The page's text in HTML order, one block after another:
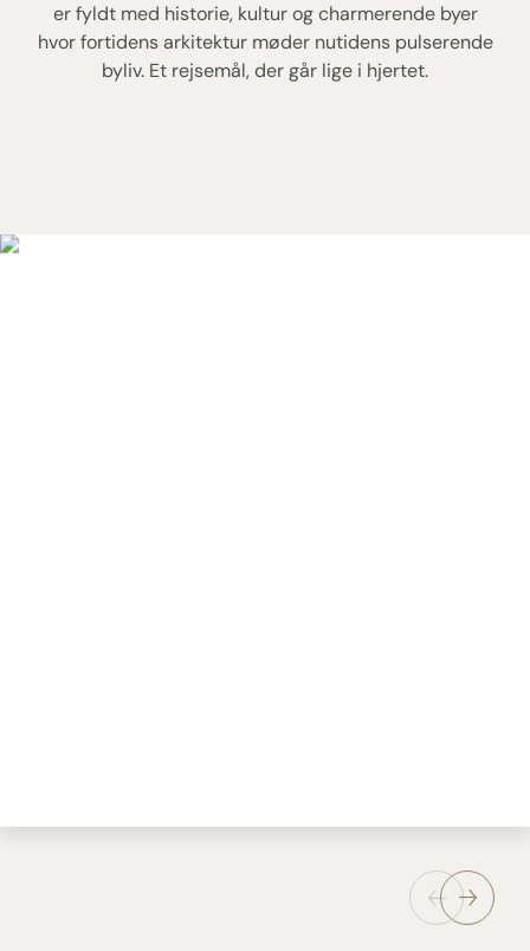
er fyldt med historie, kultur og charmerende byer
hvor fortidens arkitektur møder nutidens pulserende
byliv. Et rejsemål, der går lige i hjertet.